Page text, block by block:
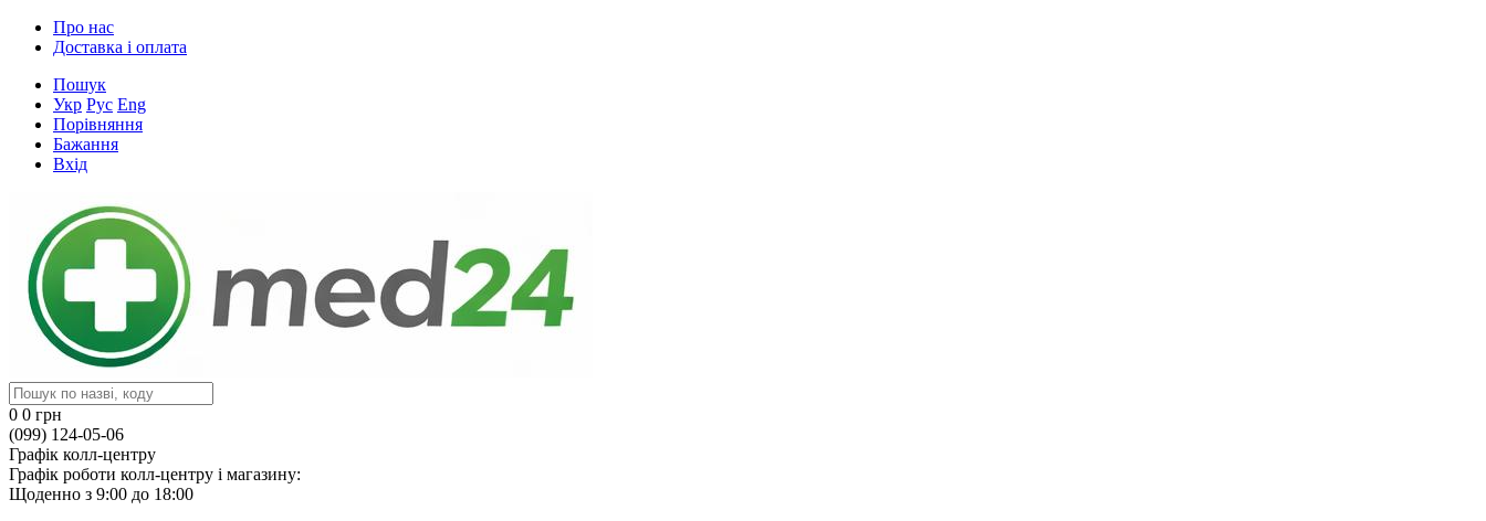
Про нас
Доставка і оплата
Пошук
Укр Рус Eng
Порівняння
Бажання
Вхід
0 0 грн
(099) 124-05-06
Графік колл-центру
Графік роботи колл-центру і магазину:
Щоденно з 9:00 до 18:00